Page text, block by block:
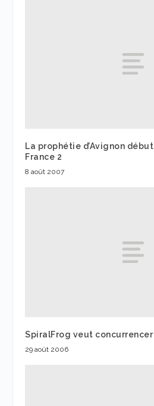
La prophétie d’Avignon
France 2
8 août 2007
SpiralFrog veut
29 août 2006